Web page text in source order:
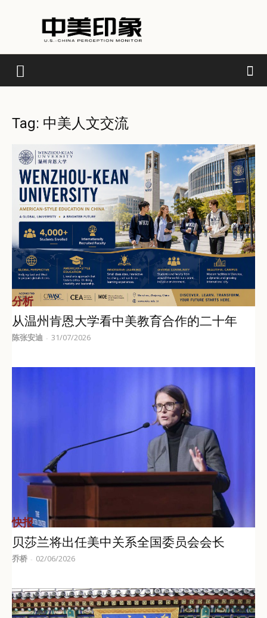
Tag: 中美人文交流
分析
从温州肯恩大学看中美教育合作的二十年
陈张安迪 - 31/07/2026
快报
贝莎兰将出任美中关系全国委员会会长
乔桥 - 02/06/2026